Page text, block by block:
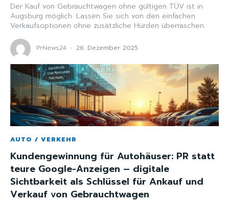
Der Kauf von Gebrauchtwagen ohne gültigen TÜV ist in
Augsburg möglich. Lassen Sie sich von den einfachen
Verkaufsoptionen ohne zusätzliche Hürden überraschen.
PrNews24 - 26. Dezember 2025
AUTO / VERKEHR
Kundengewinnung für Autohäuser: PR statt
teure Google-Anzeigen – digitale
Sichtbarkeit als Schlüssel für Ankauf und
Verkauf von Gebrauchtwagen